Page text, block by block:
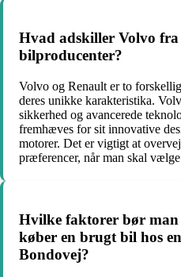
Hvad adskiller Volvo fra
bilproducenter?
Volvo og Renault er to
deres unikke karakteristika.
sikkerhed og avancerede
fremhæves for sit innovative
motorer. Det er vigtigt at
præferencer, når man skal
Hvilke faktorer bør man
køber en brugt bil hos
Bondovej?